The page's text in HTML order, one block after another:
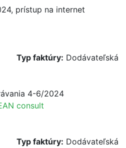
prístup na internet
Typ faktúry: Dodávateľská
4-6/2024
consult
Typ faktúry: Dodávateľská